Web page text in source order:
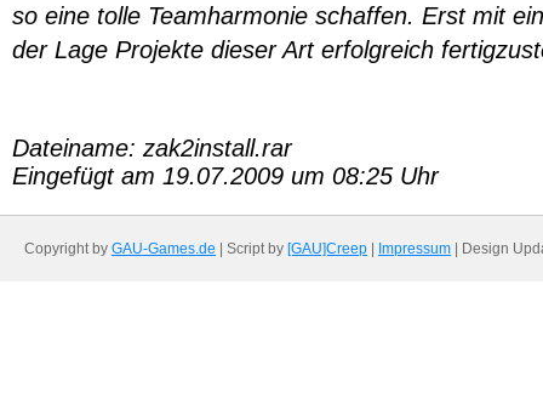
so eine tolle Teamharmonie schaffen. Erst mit
der Lage Projekte dieser Art erfolgreich
Dateiname: zak2install.rar
Eingefügt am 19.07.2009 um 08:25 Uhr
Copyright by GAU-Games.de | Script by [GAU]Creep Impressum | Design